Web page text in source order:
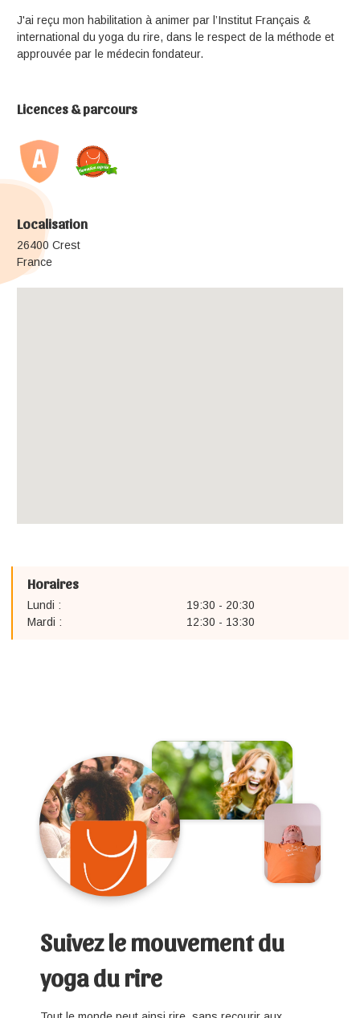
J'ai reçu mon habilitation à animer par l’Institut Français &
international du yoga du rire, dans le respect de la méthode et
approuvée par le médecin fondateur.
Licences & parcours
Localisation
26400 Crest
France
Horaires
Lundi :
19:30 - 20:30
Mardi :
12:30 - 13:30
Suivez le mouvement du
yoga du rire